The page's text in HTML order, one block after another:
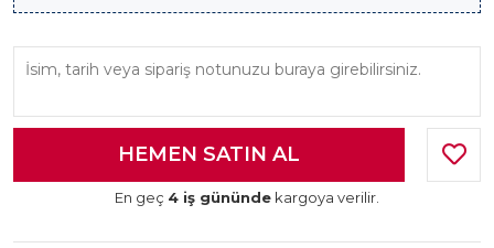
En geç 4 iş gününde kargoya verilir.